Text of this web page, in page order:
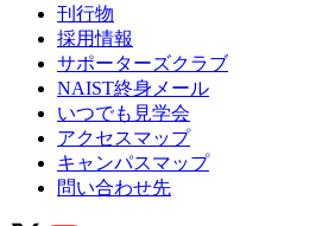
刊行物
採用情報
サポーターズクラブ
NAIST終身メール
いつでも見学会
アクセスマップ
キャンパスマップ
問い合わせ先